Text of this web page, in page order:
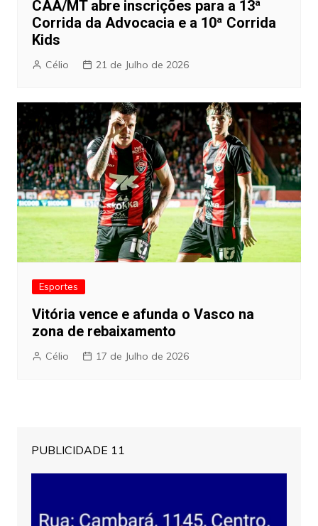
CAA/MT abre inscrições para a 13ª
Corrida da Advocacia e a 10ª Corrida
Kids
Célio 21 de Julho de 2026
Esportes
Vitória vence e afunda o Vasco na
zona de rebaixamento
Célio 17 de Julho de 2026
PUBLICIDADE 11